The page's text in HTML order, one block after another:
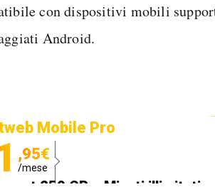
con dispositivi mobili
Android.
Mobile Pro
,95€
/mese
250 GB e Minuti illimitati